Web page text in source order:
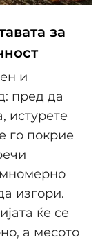
за
и
пред да
истурете
го покрие
изгори.
ќе се
а месото